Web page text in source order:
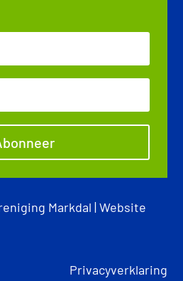
Markdal | Website
Privacyverklaring